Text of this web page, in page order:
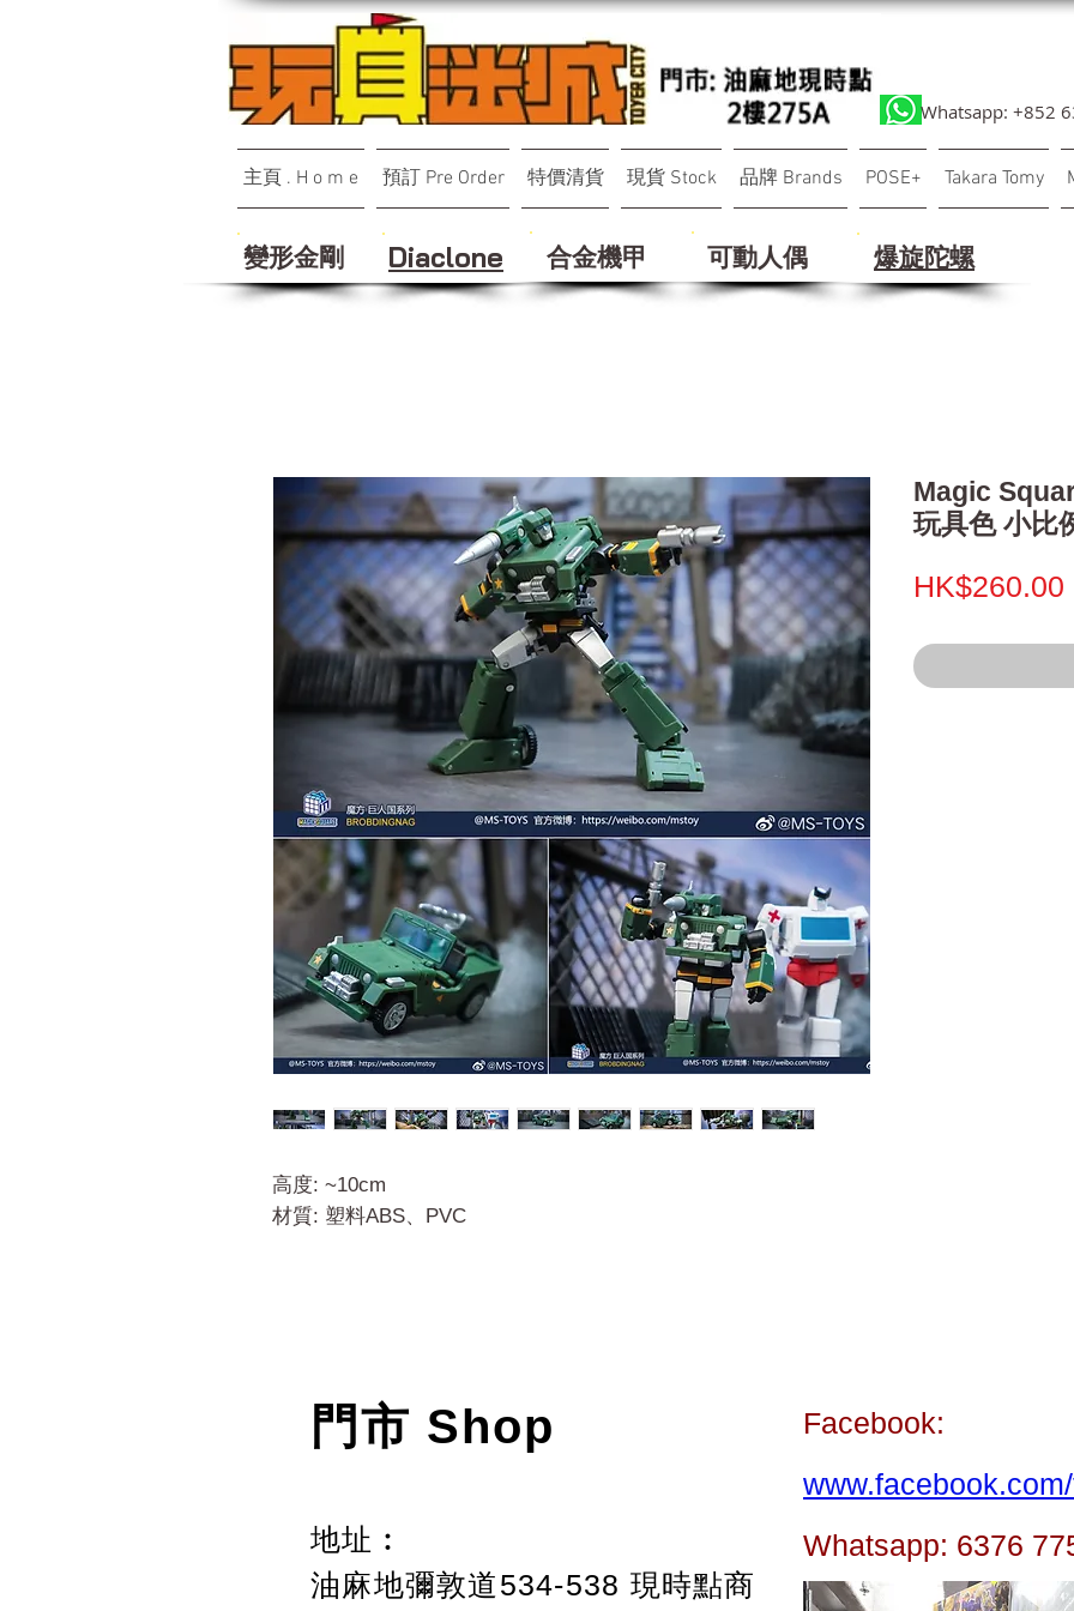
Whatsapp: +852
主頁 . H o m e 預訂 Pre Order 特價清貨 現貨 Stock 品牌 Brands POSE+ Takara Tomy
變形金剛 Diaclone 合金機甲 可動人偶 ​爆旋陀螺
高度: ~10cm
材質: 塑料ABS、PVC
Magic
玩具色 小比
HK$260.00
門市 Shop
地址︰
油麻地彌敦道534-538 現時點商
Facebook:
Whatsapp: 6376